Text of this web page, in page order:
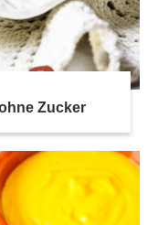
Zucker